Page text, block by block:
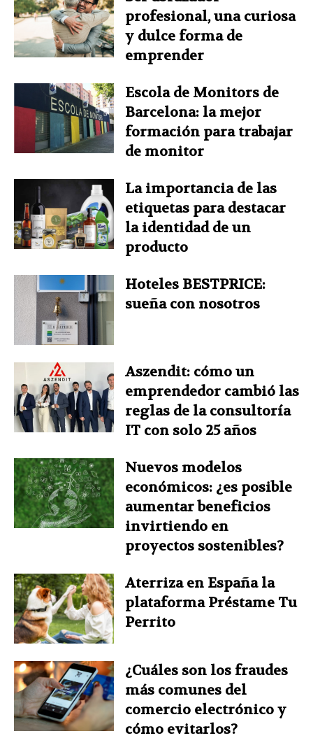
profesional, una curiosa
y dulce forma de
emprender
Escola de Monitors de
Barcelona: la mejor
formación para trabajar
de monitor
La importancia de las
etiquetas para destacar
la identidad de un
producto
Hoteles BESTPRICE:
sueña con nosotros
Aszendit: cómo un
emprendedor cambió las
reglas de la consultoría
IT con solo 25 años
Nuevos modelos
económicos: ¿es posible
aumentar beneficios
invirtiendo en
proyectos sostenibles?
Aterriza en España la
plataforma Préstame Tu
Perrito
¿Cuáles son los fraudes
más comunes del
comercio electrónico y
cómo evitarlos?